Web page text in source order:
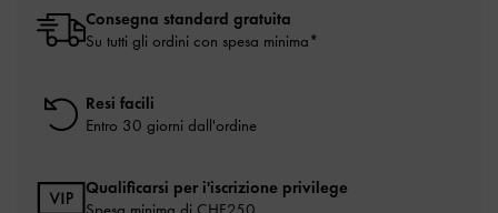
Consegna standard gratuita
Su tutti gli ordini con spesa minima*
Resi facili
Entro 30 giorni dall'ordine
Qualificarsi per i'iscrizione privilege